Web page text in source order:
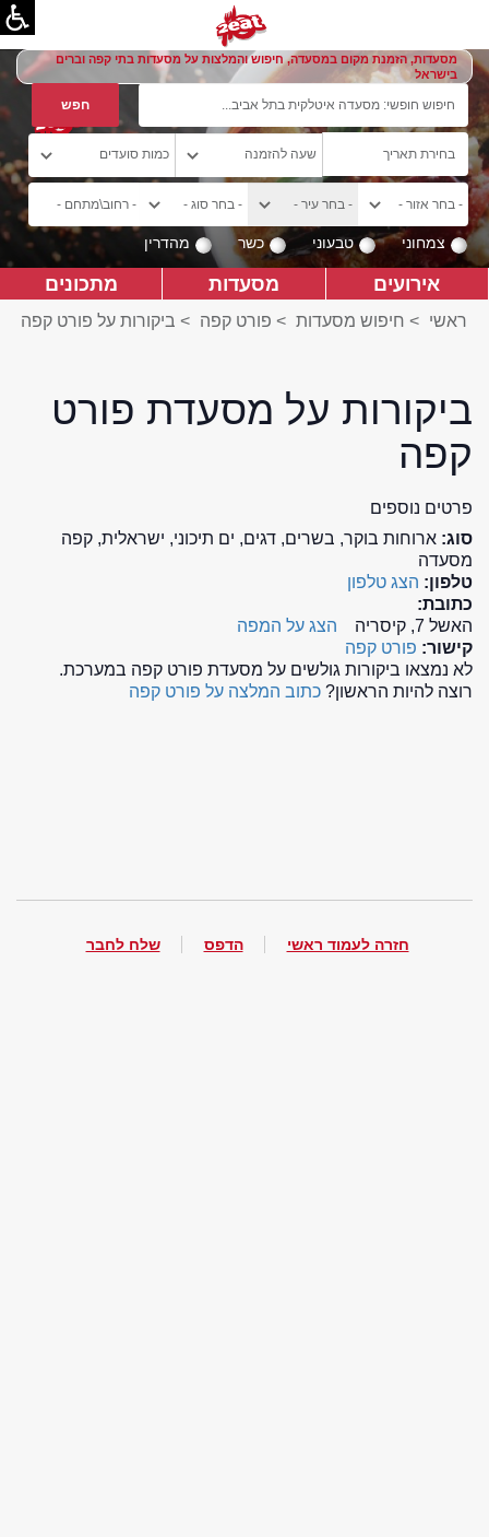
מסעדות, הזמנת מקום במסעדה, חיפוש והמלצות על מסעדות בתי קפה וברים
בישראל
צמחוני טבעוני כשר מהדרין
אירועים מסעדות מתכונים
ראשי > חיפוש מסעדות > פורט קפה > ביקורות על פורט קפה
ביקורות על מסעדת פורט
קפה
פרטים נוספים
סוג: ארוחות בוקר, בשרים, דגים, ים תיכוני, ישראלית, קפה
מסעדה
טלפון: הצג טלפון
כתובת:
האשל 7, קיסריה
הצג על המפה
קישור: פורט קפה
לא נמצאו ביקורות גולשים על מסעדת פורט קפה במערכת.
רוצה להיות הראשון? כתוב המלצה על פורט קפה
חזרה לעמוד ראשי הדפס שלח לחבר